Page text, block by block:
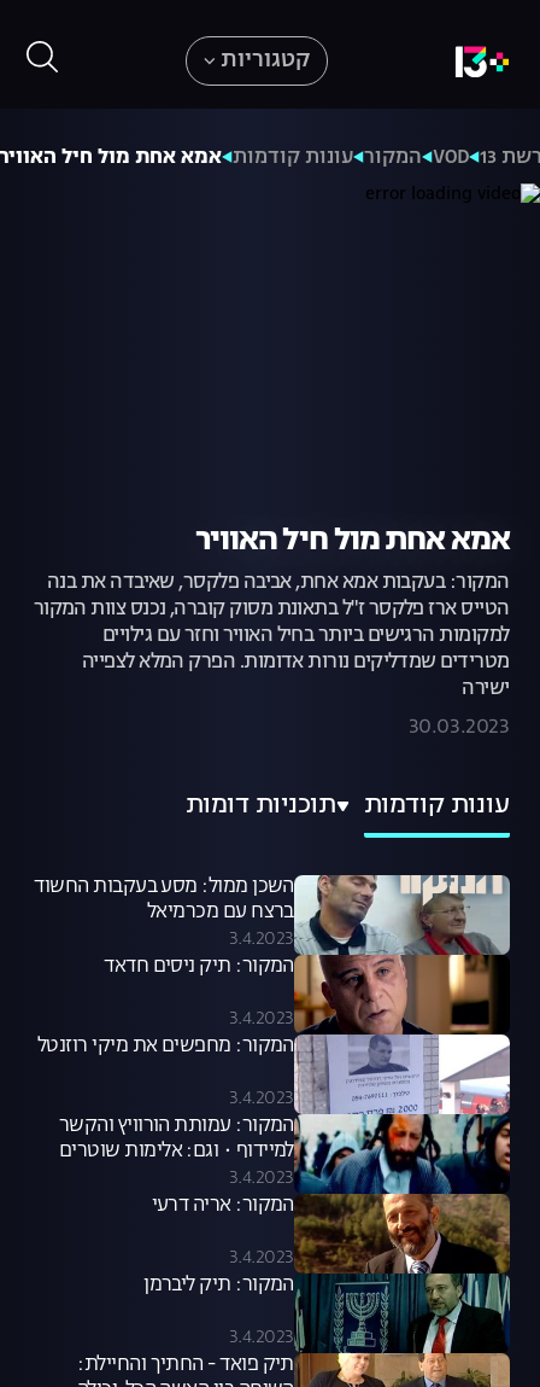
קטגוריות
13
VOD המקור עונות קודמות אמא אחת מול חיל האוויר
אמא אחת מול חיל האוויר
המקור: בעקבות אמא אחת, אביבה פלקסר, שאיבדה את בנה
הטייס ארז פלקסר ז"ל בתאונת מסוק קוברה, נכנס צוות המקור
למקומות הרגישים ביותר בחיל האוויר וחזר עם גילויים
מטרידים שמדליקים נורות אדומות. הפרק המלא לצפייה
ישירה
30.03.2023
עונות קודמות תוכניות דומות
השכן ממול: מסע בעקבות החשוד
ברצח עם מכרמיאל
3.4.2023
המקור: תיק ניסים חדאד
3.4.2023
המקור: מחפשים את מיקי רוזנטל
3.4.2023
המקור: עמותת הורוויץ והקשר
למיידוף • וגם: אלימות שוטרים
בירושלים
3.4.2023
המקור: אריה דרעי
3.4.2023
המקור: תיק ליברמן
3.4.2023
תיק פואד - החתיך והחיילת: